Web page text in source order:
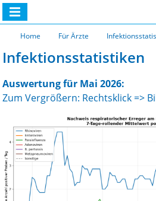
Home Für Ärzte
Infektionsstatistiken
Auswertung für Mai 2026:
Zum Vergrößern: Rechtsklick =>